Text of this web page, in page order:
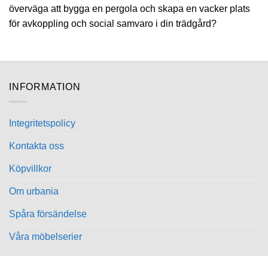
överväga att bygga en pergola och skapa en vacker plats
för avkoppling och social samvaro i din trädgård?
INFORMATION
Integritetspolicy
Kontakta oss
Köpvillkor
Om urbania
Spåra försändelse
Våra möbelserier